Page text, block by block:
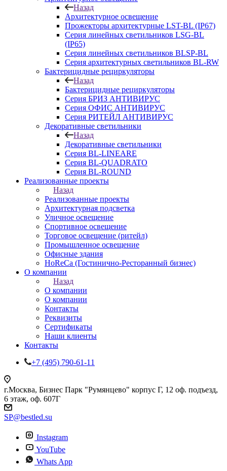
Назад
Архитектурное освещение
Прожекторы архитектурные LST-BL (IP67)
Серия линейных светильников LSG-BL
(IP65)
Серия линейных светильников BLSP-BL
Серия архитектурных светильников BL-RW
Бактерицидные рециркуляторы
Назад
Бактерицидные рециркуляторы
Серия БРИЗ АНТИВИРУС
Серия ОФИС АНТИВИРУС
Серия РИТЕЙЛ АНТИВИРУС
Декоративные светильники
Назад
Декоративные светильники
Серия BL-LINEARE
Серия BL-QUADRATO
Серия BL-ROUND
Реализованные проекты
Назад
Реализованные проекты
Архитектурная подсветка
Уличное освещение
Спортивное освещение
Торговое освещение (ритейл)
Промышленное освещение
Офисные здания
HoReCa (Гостинично-Ресторанный бизнес)
О компании
Назад
О компании
О компании
Контакты
Реквизиты
Сертификаты
Наши клиенты
Контакты
+7 (495) 790-61-11
г.Москва, Бизнес Парк "Румянцево" корпус Г, 12 оф. подъезд,
6 этаж, оф. 607Г
SP@bestled.su
Instagram
YouTube
Whats App